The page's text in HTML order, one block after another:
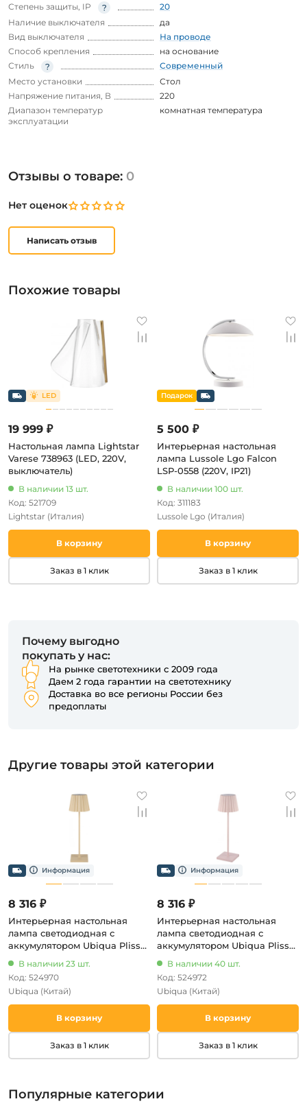
Степень защиты, IP
20
Наличие выключателя
да
Вид выключателя
На проводе
Способ крепления
на основание
Стиль
Современный
Место установки
Стол
Напряжение питания, В
220
Диапазон температур
эксплуатации
комнатная температура
Отзывы о товаре: 0
Нет оценок
Написать отзыв
Похожие товары
19 999 ₽
Настольная лампа Lightstar
Varese 738963 (LED, 220V,
выключатель)
В наличии 13 шт.
Код: 521709
Lightstar (Италия)
В корзину
Заказ в 1 клик
5 500 ₽
Интерьерная настольная
лампа Lussole Lgo Falcon
LSP-0558 (220V, IP21)
В наличии 100 шт.
Код: 311183
Lussole Lgo (Италия)
В корзину
Заказ в 1 клик
Почему выгодно
покупать у нас:
На рынке светотехники с 2009 года
Даем 2 года гарантии на светотехнику
Доставка во все регионы России без
предоплаты
Другие товары этой категории
8 316 ₽
Интерьерная настольная
лампа светодиодная с
аккумулятором Ubiqua Plissè
сенсорный выключатель,
IP54)
В наличии 23 шт.
Код: 524970
Ubiqua (Китай)
В корзину
Заказ в 1 клик
8 316 ₽
Интерьерная настольная
лампа светодиодная с
аккумулятором Ubiqua Plissè
сенсорный выключатель,
IP54)
В наличии 40 шт.
Код: 524972
Ubiqua (Китай)
В корзину
Заказ в 1 клик
Популярные категории